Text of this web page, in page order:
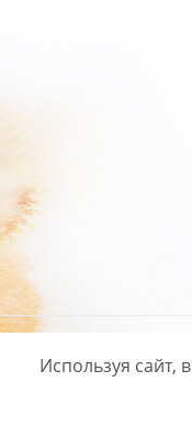
Политика
Используя сайт,